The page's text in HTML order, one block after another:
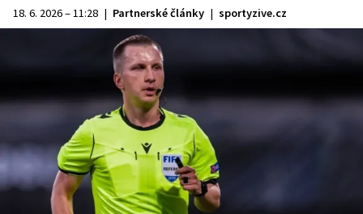
18. 6. 2026 – 11:28 | Partnerské články | sportyzive.cz